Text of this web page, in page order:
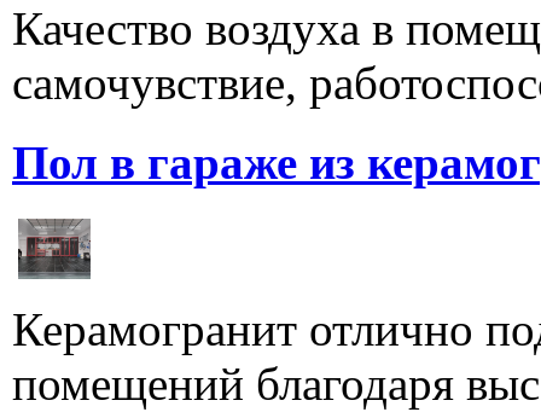
Качество воздуха в
самочувствие,
Пол в гараже из
Керамогранит отлично
помещений благодаря